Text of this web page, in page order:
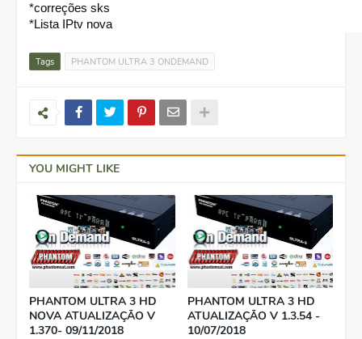
*correções sks
*Lista IPtv nova
Tags PHANTOM ULTRA 3 ONDEMAND
YOU MIGHT LIKE
PHANTOM ULTRA 3 HD
NOVA ATUALIZAÇÃO V
1.370- 09/11/2018
PHANTOM ULTRA 3 HD
ATUALIZAÇÃO V 1.3.54 -
10/07/2018